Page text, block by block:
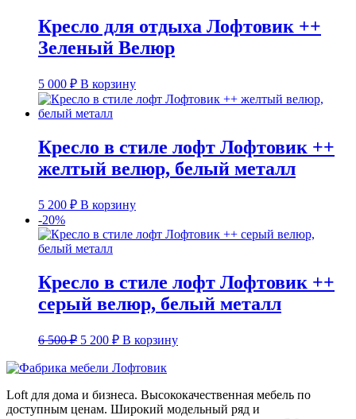
Кресло для отдыха Лофтовик ++
Зеленый Велюр
5 000 ₽ В корзину
Кресло в стиле лофт Лофтовик ++
желтый велюр, белый металл
5 200 ₽ В корзину
-20%
Кресло в стиле лофт Лофтовик ++
серый велюр, белый металл
6 500₽ Первоначальная
составляла
500 ₽.
5 200 ₽Текущая
цена:
5
В корзину
Loft для дома и бизнеса. Высококачественная мебель по
доступным ценам. Широкий модельный ряд и